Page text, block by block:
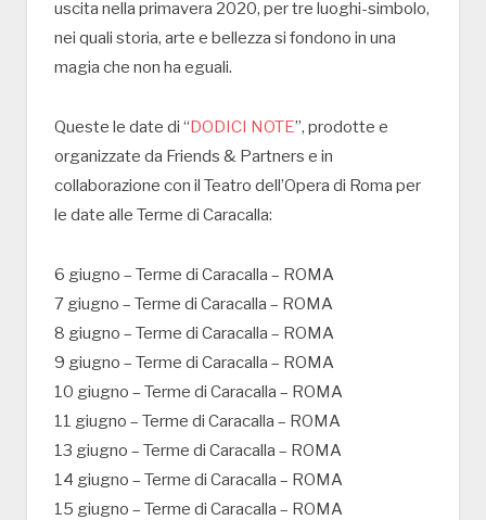
uscita nella primavera 2020, per tre luoghi-simbolo,
nei quali storia, arte e bellezza si fondono in una
magia che non ha eguali.
Queste le date di “DODICI NOTE”, prodotte e
organizzate da Friends & Partners e in
collaborazione con il Teatro dell’Opera di Roma per
le date alle Terme di Caracalla:
6 giugno – Terme di Caracalla – ROMA
7 giugno – Terme di Caracalla – ROMA
8 giugno – Terme di Caracalla – ROMA
9 giugno – Terme di Caracalla – ROMA
10 giugno – Terme di Caracalla – ROMA
11 giugno – Terme di Caracalla – ROMA
13 giugno – Terme di Caracalla – ROMA
14 giugno – Terme di Caracalla – ROMA
15 giugno – Terme di Caracalla – ROMA